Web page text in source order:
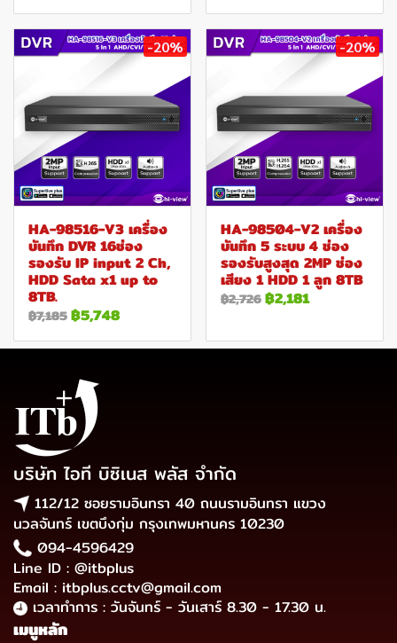
-20%
HA-98516-V3 เครื่อง
บันทึก DVR 16ช่อง
รองรับ IP input 2 Ch,
HDD Sata x1 up to
8TB.
฿7,185฿5,748
-20%
HA-98504-V2 เครื่อง
บันทึก 5 ระบบ 4 ช่อง
รองรับสูงสุด 2MP ช่อง
เสียง 1 HDD 1 ลูก 8TB
฿2,726฿2,181
บริษัท ไอที บิซิเนส พลัส จำกัด
112/12 ซอยรามอินทรา 40 ถนนรามอินทรา แขวง
นวลจันทร์ เขตบึงกุ่ม กรุงเทพมหานคร 10230
094-4596429
Line ID : @itbplus
Email : itbplus.cctv@gmail.com
เวลาทำการ : วันจันทร์ - วันเสาร์ 8.30 - 17.30 น.
เมนูหลัก